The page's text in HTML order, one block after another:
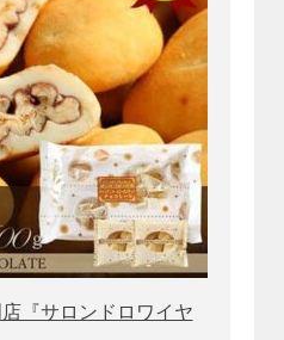
『サロンドロワイヤ